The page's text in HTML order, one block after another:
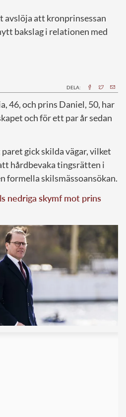
avslöja att kronprinsessan
bakslag i relationen med
DELA:
46, och prins Daniel, 50, har
och för ett par år sedan
gick skilda vägar, vilket
hårdbevaka tingsrätten i
formella skilsmässoansökan.
nedriga skymf mot prins